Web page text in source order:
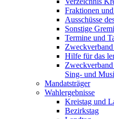
Fraktionen
Ausschüsse
Sonstige
Termine und
Hilfe für das
Sing- und
Mandatsträger
Wahlergebnisse
Kreistag und
Bezirkstag